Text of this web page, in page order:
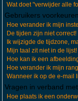
Wat doet "verwijder alle
Gebruikers
Hoe verander ik mijn
De tijden zijn niet correct!
Ik wijzigde de tijdzone,
Mijn taal zit niet in de lijst!
Hoe kan ik een
Hoe verander ik mijn
Wanneer ik op de e-mail
Vragen in verband
Hoe plaats ik een